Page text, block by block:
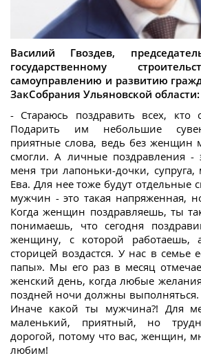
Василий Гвоздев,
государственному
самоуправлению и развитию
ЗакСобрания Ульяновской области:
- Стараюсь поздравить всех, кто
Подарить им небольшие
приятные слова, ведь без женщин
смогли. А личные поздравления -
меня три лапоньки-дочки,
Ева. Для нее тоже будут отдельные
мужчин - это такая напряженная,
Когда женщин поздравляешь, ты
понимаешь, что сегодня
женщину, с которой работаешь,
сторицей воздастся. У нас в семье
папы». Мы его раз в месяц
женский день, когда любые
поздней ночи должны
Иначе какой ты мужчина?! Для
маленький, приятный, но
дорогой, потому что вас, женщин,
любим!